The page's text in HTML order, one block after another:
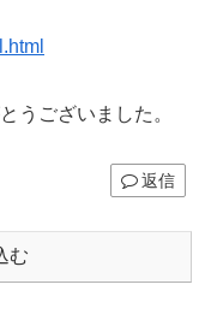
うございました。
返信
む